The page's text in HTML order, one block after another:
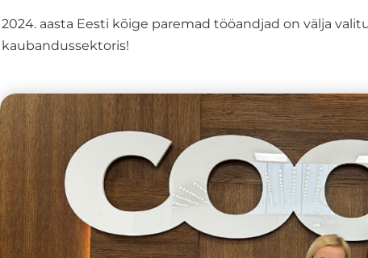
2024. aasta Eesti kõige paremad tööandjad on välja
kaubandussektoris!